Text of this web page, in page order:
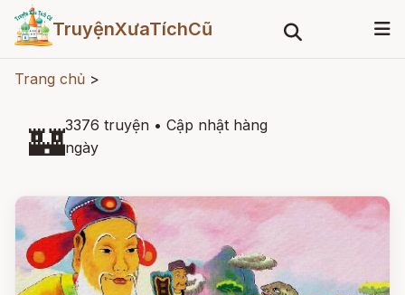
TruyệnXưaTíchCũ
Trang chủ >
🏰3376 truyện • Cập nhật hàng
ngày